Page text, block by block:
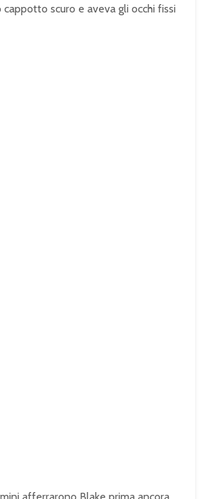
cappotto scuro e aveva gli occhi fissi